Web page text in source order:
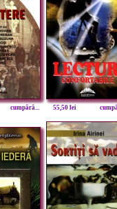
cumpără... 55,50 lei